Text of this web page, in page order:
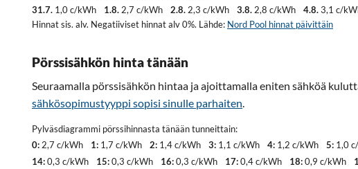
31.7. 1,0 c/kWh 1.8. 2,7 c/kWh 2.8. 2,3 c/kWh 3.8. 2,8 c/kWh 4.8.3,1 c/
Hinnat sis. alv. Negatiiviset hinnat alv 0%. Lähde: Nord Pool hinnat päivittäin
Pörssisähkön hinta tänään
Seuraamalla pörssisähkön hintaa ja ajoittamalla eniten sähköä
sähkösopimustyyppi sopisi sinulle parhaiten
Pylväsdiagrammi pörssihinnasta tänään tunneittain:
0: 2,7 c/kWh 1: 1,7 c/kWh 2: 1,4 c/kWh 3: 1,1 c/kWh 4: 1,2 c/kWh 5: 1,0
14:0,3 c/kWh 15:0,3 c/kWh 16:0,3 c/kWh 17:0,4 c/kWh 18:0,9 c/kWh